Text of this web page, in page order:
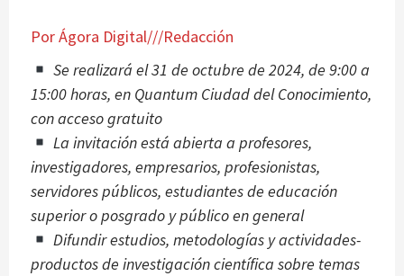
Por Ágora Digital///Redacción
Se realizará el 31 de octubre de 2024, de 9:00 a
15:00 horas, en Quantum Ciudad del Conocimiento,
con acceso gratuito
La invitación está abierta a profesores,
investigadores, empresarios, profesionistas,
servidores públicos, estudiantes de educación
superior o posgrado y público en general
Difundir estudios, metodologías y actividades-
productos de investigación científica sobre temas